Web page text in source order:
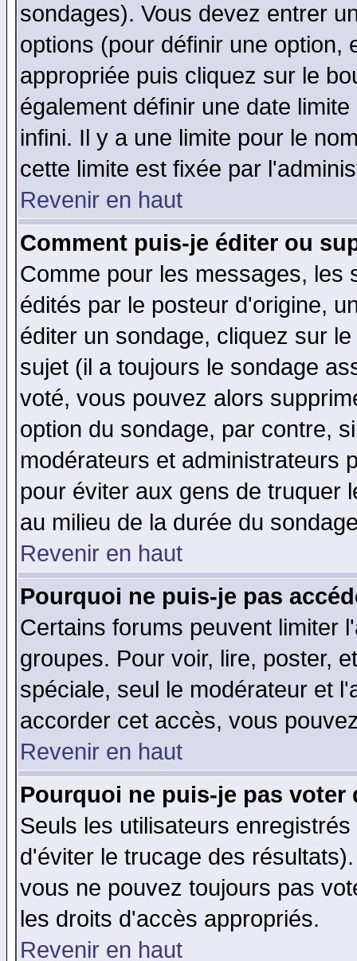
sondages). Vous devez entrer
options (pour définir une option,
appropriée puis cliquez sur le
également définir une date
infini. Il y a une limite pour le
cette limite est fixée par
Revenir en haut
Comment puis-je éditer ou
Comme pour les messages, les
édités par le posteur d'origine,
éditer un sondage, cliquez sur
sujet (il a toujours le sondage
voté, vous pouvez alors
option du sondage, par contre,
modérateurs et administrateurs
pour éviter aux gens de truquer
au milieu de la durée du
Revenir en haut
Pourquoi ne puis-je pas
Certains forums peuvent limiter
groupes. Pour voir, lire, poster,
spéciale, seul le modérateur et
accorder cet accès, vous
Revenir en haut
Pourquoi ne puis-je pas voter
Seuls les utilisateurs
d'éviter le trucage des
vous ne pouvez toujours pas
les droits d'accès appropriés.
Revenir en haut